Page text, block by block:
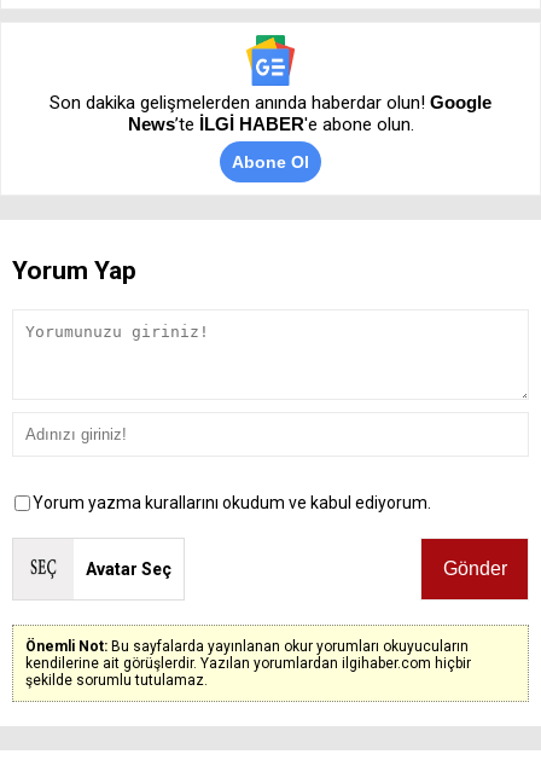
Son dakika gelişmelerden anında haberdar olun! Google
News’te İLGİ HABER'e abone olun.
Abone Ol
Yorum Yap
Yorum yazma kurallarını okudum ve kabul ediyorum.
Avatar Seç
Önemli Not: Bu sayfalarda yayınlanan okur yorumları okuyucuların
kendilerine ait görüşlerdir. Yazılan yorumlardan ilgihaber.com hiçbir
şekilde sorumlu tutulamaz.